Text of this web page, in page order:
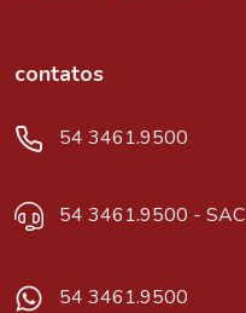
contatos
54 3461.9500
54 3461.9500 - SAC
54 3461.9500